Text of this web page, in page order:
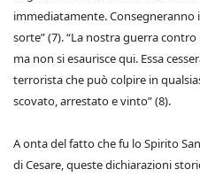
immediatamente.
sorte” (7). “La nostra guerra
ma non si esaurisce qui. Essa
terrorista che può colpire in
scovato, arrestato e vinto” (8).
A onta del fatto che fu lo Spirito
di Cesare, queste dichiarazioni